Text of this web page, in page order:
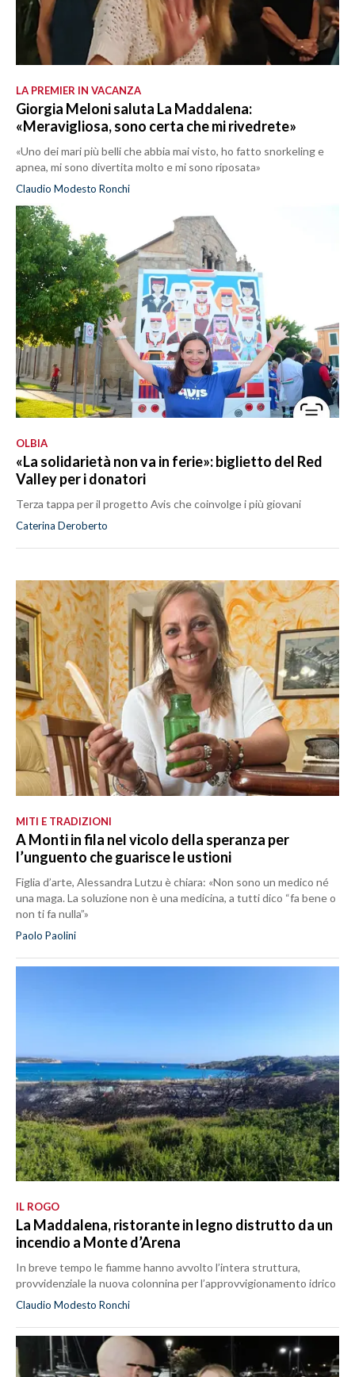
LA PREMIER IN VACANZA
Giorgia Meloni saluta La Maddalena:
«Meravigliosa, sono certa che mi rivedrete»
«Uno dei mari più belli che abbia mai visto, ho fatto snorkeling e
apnea, mi sono divertita molto e mi sono riposata»
Claudio Modesto Ronchi
OLBIA
«La solidarietà non va in ferie»: biglietto del Red
Valley per i donatori
Terza tappa per il progetto Avis che coinvolge i più giovani
Caterina Deroberto
MITI E TRADIZIONI
A Monti in fila nel vicolo della speranza per
l’unguento che guarisce le ustioni
Figlia d’arte, Alessandra Lutzu è chiara: «Non sono un medico né
una maga. La soluzione non è una medicina, a tutti dico “fa bene o
non ti fa nulla”»
Paolo Paolini
IL ROGO
La Maddalena, ristorante in legno distrutto da un
incendio a Monte d’Arena
In breve tempo le fiamme hanno avvolto l’intera struttura,
provvidenziale la nuova colonnina per l’approvvigionamento idrico
Claudio Modesto Ronchi